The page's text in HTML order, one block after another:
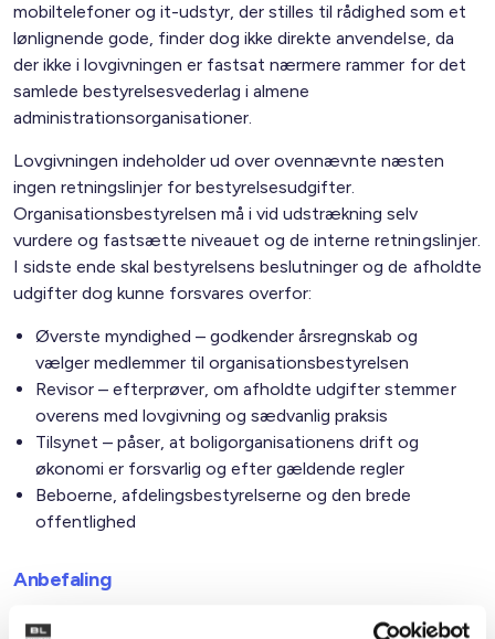
mobiltelefoner og it-udstyr, der stilles til rådighed som et
lønlignende gode, finder dog ikke direkte anvendelse, da
der ikke i lovgivningen er fastsat nærmere rammer for det
samlede bestyrelsesvederlag i almene
administrationsorganisationer.
Lovgivningen indeholder ud over ovennævnte næsten
ingen retningslinjer for bestyrelsesudgifter.
Organisationsbestyrelsen må i vid udstrækning selv
vurdere og fastsætte niveauet og de interne retningslinjer.
I sidste ende skal bestyrelsens beslutninger og de afholdte
udgifter dog kunne forsvares overfor:
Øverste myndighed – godkender årsregnskab og
vælger medlemmer til organisationsbestyrelsen
Revisor – efterprøver, om afholdte udgifter stemmer
overens med lovgivning og sædvanlig praksis
Tilsynet – påser, at boligorganisationens drift og
økonomi er forsvarlig og efter gældende regler
Beboerne, afdelingsbestyrelserne og den brede
offentlighed
Anbefaling